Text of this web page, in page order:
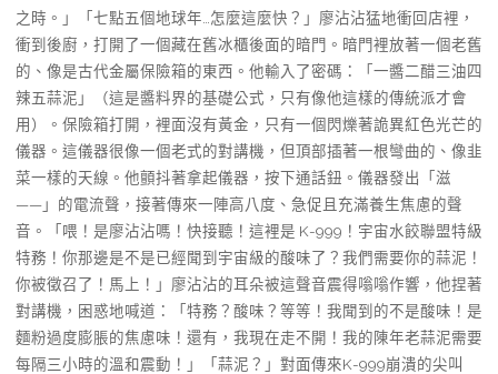
之時。」「七點五個地球年…怎麼這麼快？」廖沾沾猛地衝回店裡，
衝到後廚，打開了一個藏在舊冰櫃後面的暗門。暗門裡放著一個老舊
的、像是古代金屬保險箱的東西。他輸入了密碼：「一醬二醋三油四
辣五蒜泥」（這是醬料界的基礎公式，只有像他這樣的傳統派才會
用）。保險箱打開，裡面沒有黃金，只有一個閃爍著詭異紅色光芒的
儀器。這儀器很像一個老式的對講機，但頂部插著一根彎曲的、像韭
菜一樣的天線。他顫抖著拿起儀器，按下通話鈕。儀器發出「滋
——」的電流聲，接著傳來一陣高八度、急促且充滿養生焦慮的聲
音。「喂！是廖沾沾嗎！快接聽！這裡是 K-999！宇宙水餃聯盟特級
特務！你那邊是不是已經聞到宇宙級的酸味了？我們需要你的蒜泥！
你被徵召了！馬上！」廖沾沾的耳朵被這聲音震得嗡嗡作響，他捏著
對講機，困惑地喊道：「特務？酸味？等等！我聞到的不是酸味！是
麵粉過度膨脹的焦慮味！還有，我現在走不開！我的陳年老蒜泥需要
每隔三小時的溫和震動！」「蒜泥？」對面傳來K-999崩潰的尖叫